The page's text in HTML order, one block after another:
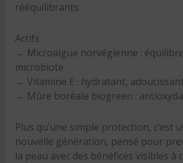
rééquilibrants.
Actifs
→ Microalgue norvégienne :
microbiote
→ Vitamine E : hydratant,
→ Mûre boréale biogreen :
Plus qu’une simple protection, c’est
nouvelle génération, pensé pour
la peau avec des bénéfices visibles à